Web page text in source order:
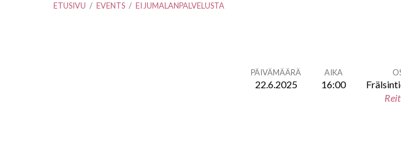
ETUSIVU / EVENTS / EI JUMALANPALVELUSTA
PÄIVÄMÄÄRÄ
22.6.2025
AIKA
16:00